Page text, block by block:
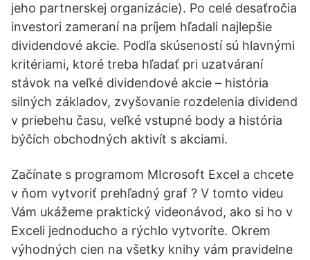
jeho partnerskej organizácie). Po celé desaťročia
investori zameraní na príjem hľadali najlepšie
dividendové akcie. Podľa skúseností sú hlavnými
kritériami, ktoré treba hľadať pri uzatváraní
stávok na veľké dividendové akcie – história
silných základov, zvyšovanie rozdelenia dividend
v priebehu času, veľké vstupné body a história
býčích obchodných aktivít s akciami.
Začínate s programom MIcrosoft Excel a chcete
v ňom vytvoriť prehľadný graf ? V tomto videu
Vám ukážeme praktický videonávod, ako si ho v
Exceli jednoducho a rýchlo vytvoríte. Okrem
výhodných cien na všetky knihy vám pravidelne